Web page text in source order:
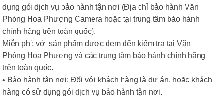
dụng gói dịch vụ bảo hành tận nơi (Địa chỉ bảo hành Văn
Phòng Hoa Phượng Camera hoặc tại trung tâm bảo hành
chính hãng trên toàn quốc).
Miễn phí: với sản phẩm được đem đến kiểm tra tại Văn
Phòng Hoa Phượng và các trung tâm bảo hành chính hãng
trên toàn quốc.
• Bảo hành tận nơi: Đối với khách hàng là dự án, hoặc khách
hàng có sử dụng gói dịch vụ bảo hành tận nơi.